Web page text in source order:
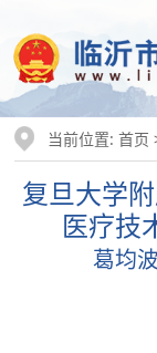
当前位置:首页
复旦大学
医疗技
葛均